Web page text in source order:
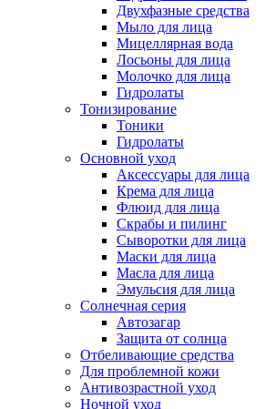
Двухфазные средства
Мыло для лица
Мицеллярная вода
Лосьоны для лица
Молочко для лица
Гидролаты
Тонизирование
Тоники
Гидролаты
Основной уход
Аксессуары для лица
Крема для лица
Флюид для лица
Скрабы и пилинг
Сыворотки для лица
Маски для лица
Масла для лица
Эмульсия для лица
Солнечная серия
Автозагар
Защита от солнца
Отбеливающие средства
Для проблемной кожи
Антивозрастной уход
Ночной уход